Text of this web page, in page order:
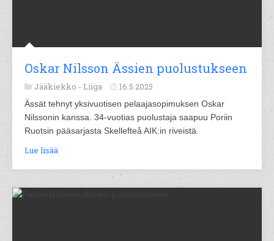
Oskar Nilsson Ässien puolustukseen
Jääkiekko - Liiga 16.5.2025
Ässät tehnyt yksivuotisen pelaajasopimuksen Oskar
Nilssonin kanssa. 34-vuotias puolustaja saapuu Poriin
Ruotsin pääsarjasta Skellefteå AIK:in riveistä.
Lue lisää